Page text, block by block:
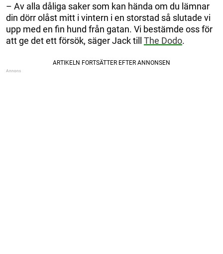
– Av alla dåliga saker som kan hända om du lämnar
din dörr olåst mitt i vintern i en storstad så slutade vi
upp med en fin hund från gatan. Vi bestämde oss för
att ge det ett försök, säger Jack till The Dodo.